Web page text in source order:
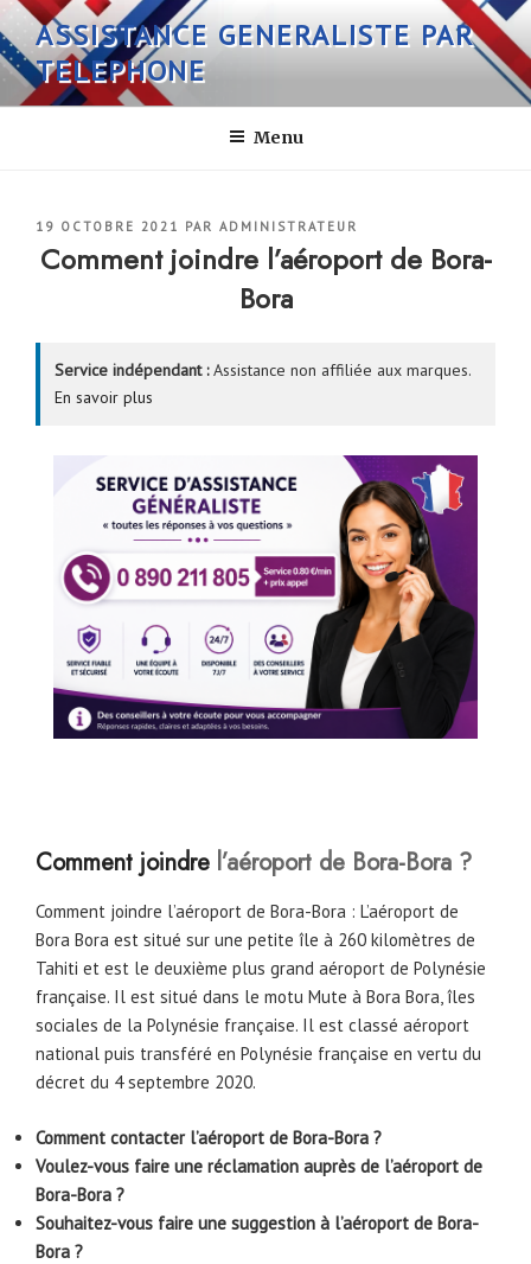
Aller
au
contenu
principal
ASSISTANCE GENERALISTE PAR
TELEPHONE
Menu
PUBLIÉ
LE
19 OCTOBRE 2021 PAR ADMINISTRATEUR
Comment joindre l’aéroport de Bora-
Bora
Service indépendant :Assistance non affiliée aux marques.
En savoir plus
Comment joindre l’aéroport de Bora-Bora ?
Comment joindre l’aéroport de Bora-Bora : L’aéroport de
Bora Bora est situé sur une petite île à 260 kilomètres de
Tahiti et est le deuxième plus grand aéroport de Polynésie
française. Il est situé dans le motu Mute à Bora Bora, îles
sociales de la Polynésie française. Il est classé aéroport
national puis transféré en Polynésie française en vertu du
décret du 4 septembre 2020.
Comment contacter l’aéroport de Bora-Bora ?
Voulez-vous faire une réclamation auprès de l’aéroport de
Bora-Bora ?
Souhaitez-vous faire une suggestion à l’aéroport de Bora-
Bora ?